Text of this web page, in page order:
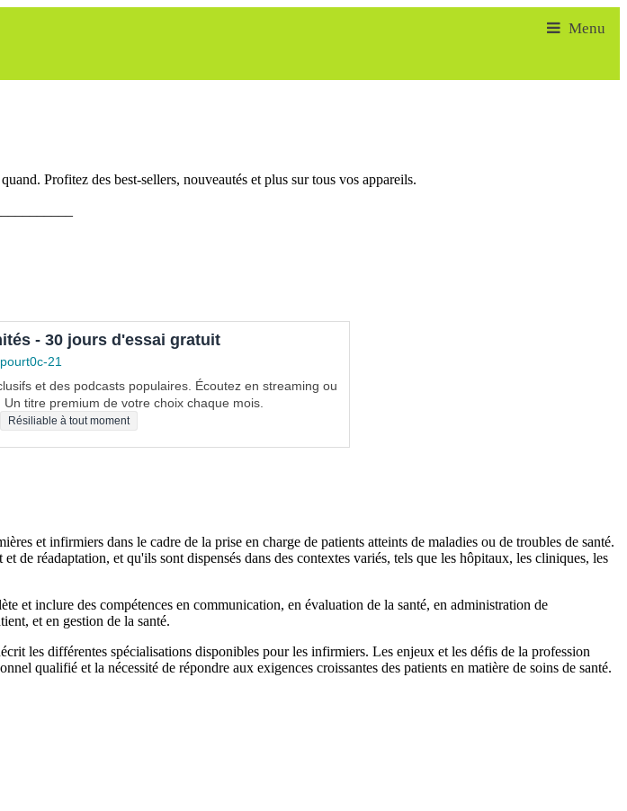
Profitez des best-sellers, nouveautés et plus sur tous vos appareils.
- 30 jours d'essai gratuit
21
et des podcasts populaires. Écoutez en streaming ou
titre premium de votre choix chaque mois.
Résiliable à tout moment
et infirmiers dans le cadre de la prise en charge de patients atteints de maladies ou de troubles de santé.
de réadaptation, et qu'ils sont dispensés dans des contextes variés, tels que les hôpitaux, les cliniques, les
et inclure des compétences en communication, en évaluation de la santé, en administration de
et en gestion de la santé.
les différentes spécialisations disponibles pour les infirmiers. Les enjeux et les défis de la profession
qualifié et la nécessité de répondre aux exigences croissantes des patients en matière de soins de santé.